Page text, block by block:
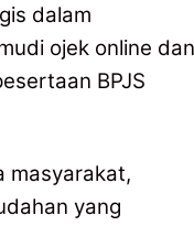
dalam
ojek online dan
BPJS
masyarakat,
yang